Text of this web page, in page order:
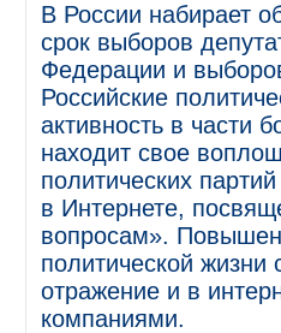
В России набирает
срок выборов
Федерации и
Российские
активность в части
находит свое
политических
в Интернете,
вопросам».
политической
отражение и в
компаниями.